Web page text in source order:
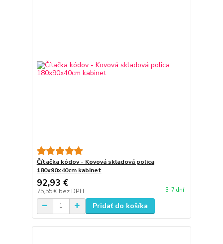
Čítačka kódov - Kovová skladová polica
180x90x40cm kabinet
92,93 €
75,55 € bez DPH 3-7 dní
Pridať do košíka